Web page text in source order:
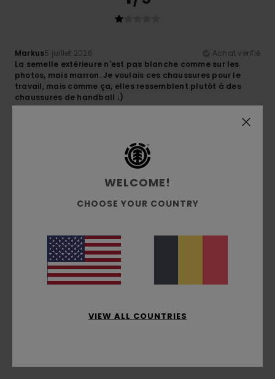
Markus5 juillet 2026
Achat vérifié
La semelle extérieure n'est pas blanche comme sur les
photos, mais marron. Je voulais ces chaussures pour le
travail, mais comme ça, elles ressemblent plutôt à des
chaussures de handball ;)
: Taille parfaite
5/5
Un superbe design et un confort exceptionnel
Afficher original - Deutsch
Confort: 5/5 Rapport qualité / prix
parfaiteMatière: 5/5 Coloris
5
WELCOME!
CHOOSE YOUR COUNTRY
VIEW ALL COUNTRIES